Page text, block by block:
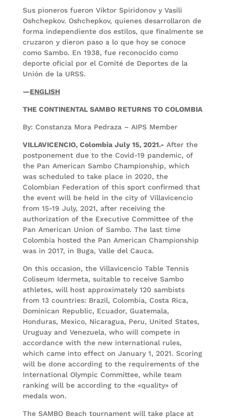
Sus pioneros fueron Viktor Spiridonov y Vasili
Oshchepkov. Oshchepkov, quienes desarrollaron de
forma independiente dos estilos, que finalmente se
cruzaron y dieron paso a lo que hoy se conoce
como Sambo. En 1938, fue reconocido como
deporte oficial por el Comité de Deportes de la
Unión de la URSS.
—ENGLISH
THE CONTINENTAL SAMBO RETURNS TO COLOMBIA
By: Constanza Mora Pedraza – AIPS Member
VILLAVICENCIO, Colombia July 15, 2021.-After the
postponement due to the Covid-19 pandemic, of
the Pan American Sambo Championship, which
was scheduled to take place in 2020, the
Colombian Federation of this sport confirmed that
the event will be held in the city ​​of Villavicencio
from 15-19 July, 2021, after receiving the
authorization of the Executive Committee of the
Pan American Union of Sambo. The last time
Colombia hosted the Pan American Championship
was in 2017, in Buga, Valle del Cauca.
On this occasion, the Villavicencio Table Tennis
Coliseum Idermeta, suitable to receive Sambo
athletes, will host approximately 120 sambists
from 13 countries: Brazil, Colombia, Costa Rica,
Dominican Republic, Ecuador, Guatemala,
Honduras, Mexico, Nicaragua, Peru, United States,
Uruguay and Venezuela, who will compete in
accordance with the new international rules,
which came into effect on January 1, 2021. Scoring
will be done according to the requirements of the
International Olympic Committee, while team
ranking will be according to the «quality» of
medals won.
The SAMBO Beach tournament will take place at